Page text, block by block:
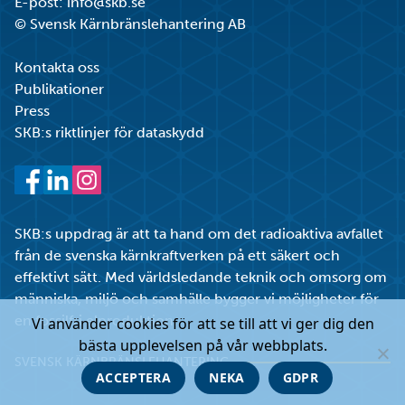
© Svensk Kärnbränslehantering AB
Kontakta oss
Publikationer
Press
SKB:s riktlinjer för dataskydd
SKB:s uppdrag är att ta hand om det radioaktiva avfallet
från de svenska kärnkraftverken på ett säkert och
effektivt sätt. Med världsledande teknik och omsorg om
människa, miljö och samhälle bygger vi möjligheter för
en fossilfri elproduktion.
SVENSK KÄRNBRÄNSLEHANTERING
Vi använder cookies för att se till att vi ger dig den
bästa upplevelsen på vår webbplats.
ACCEPTERA NEKA GDPR